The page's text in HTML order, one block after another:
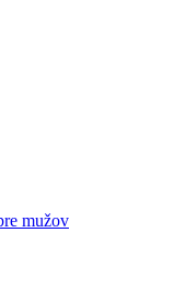
mužov